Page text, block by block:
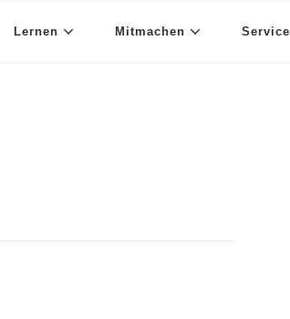
Lernen Mitmachen Service